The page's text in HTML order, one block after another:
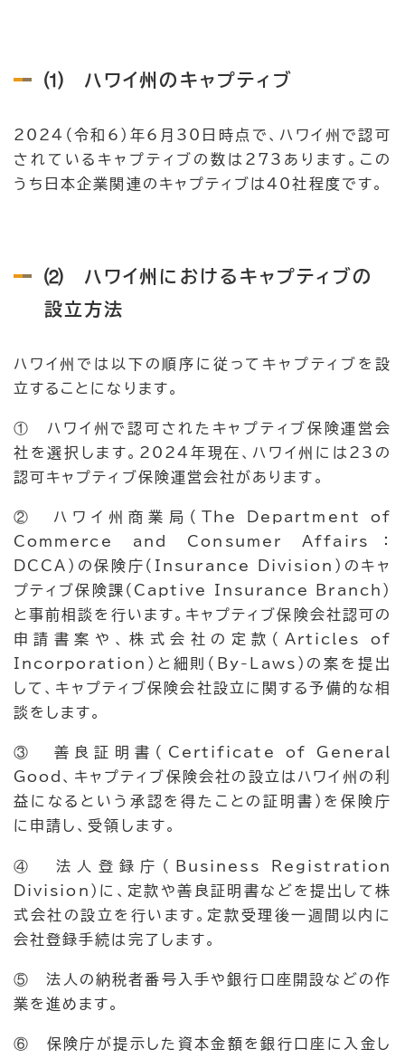
⑴ ハワイ州のキャプティブ
2024（令和6）年6月30日時点で、ハワイ州で認可
されているキャプティブの数は273あります。この
うち日本企業関連のキャプティブは40社程度です。
⑵ ハワイ州におけるキャプティブの
設立方法
ハワイ州では以下の順序に従ってキャプティブを設
立することになります。
① ハワイ州で認可されたキャプティブ保険運営会
社を選択します。2024年現在、ハワイ州には23の
認可キャプティブ保険運営会社があります。
② ハワイ州商業局（The Department of
Commerce and Consumer Affairs：
DCCA）の保険庁（Insurance Division）のキャ
プティブ保険課（Captive Insurance Branch）
と事前相談を行います。キャプティブ保険会社認可の
申請書案や、株式会社の定款（Articles of
Incorporation）と細則（By-Laws）の案を提出
して、キャプティブ保険会社設立に関する予備的な相
談をします。
③ 善良証明書（Certificate of General
Good、キャプティブ保険会社の設立はハワイ州の利
益になるという承認を得たことの証明書）を保険庁
に申請し、受領します。
④ 法人登録庁（Business Registration
Division）に、定款や善良証明書などを提出して株
式会社の設立を行います。定款受理後一週間以内に
会社登録手続は完了します。
⑤ 法人の納税者番号入手や銀行口座開設などの作
業を進めます。
⑥ 保険庁が提示した資本金額を銀行口座に入金し